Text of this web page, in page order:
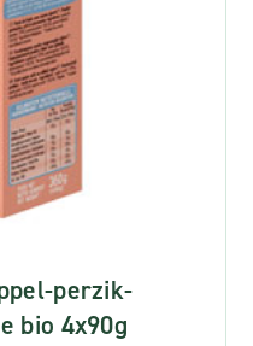
perzik-
bio 4x90g